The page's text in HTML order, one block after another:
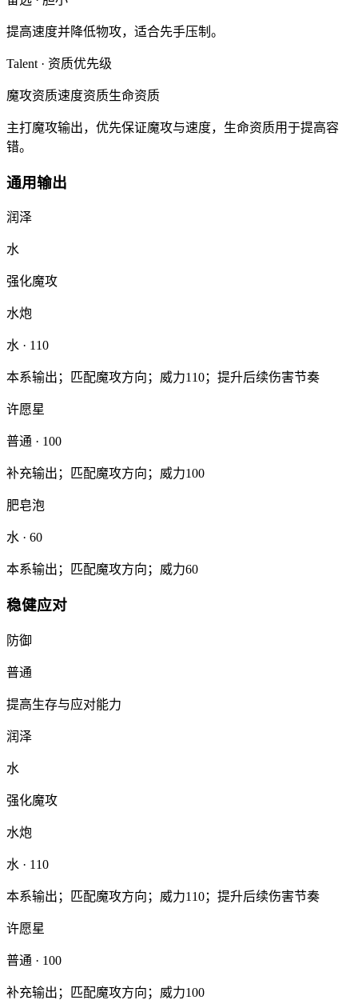
提高速度并降低物攻，适合先手压制。
Talent · 资质优先级
魔攻资质速度资质生命资质
主打魔攻输出，优先保证魔攻与速度，生命资质用于提高容
错。
通用输出
润泽
水
强化魔攻
水炮
水 · 110
本系输出；匹配魔攻方向；威力110；提升后续伤害节奏
许愿星
普通 · 100
补充输出；匹配魔攻方向；威力100
肥皂泡
水 · 60
本系输出；匹配魔攻方向；威力60
稳健应对
防御
普通
提高生存与应对能力
润泽
水
强化魔攻
水炮
水 · 110
本系输出；匹配魔攻方向；威力110；提升后续伤害节奏
许愿星
普通 · 100
补充输出；匹配魔攻方向；威力100